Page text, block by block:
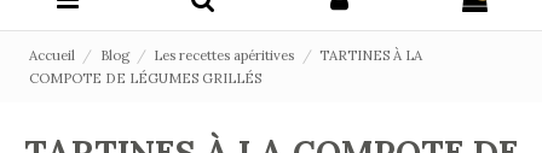
Accueil Blog Les recettes apéritives
TARTINES À LA
COMPOTE DE LÉGUMES GRILLÉS